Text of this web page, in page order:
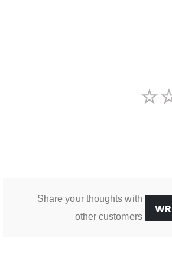
Share your thoughts with
other customers